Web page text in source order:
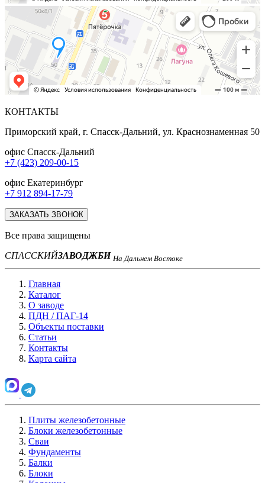
КОНТАКТЫ
Приморский край, г. Спасск-Дальний, ул. Краснознаменная 50
офис Спасск-Дальний
+7 (423) 209-00-15
офис Екатеринбург
+7 912 894-17-79
ЗАКАЗАТЬ ЗВОНОК
Все права защищены
СПАССКИЙЗАВОДЖБИ На Дальнем Востоке
Главная
Каталог
О заводе
ПДН / ПАГ-14
Объекты поставки
Статьи
Контакты
Карта сайта
Плиты железобетонные
Блоки железобетонные
Сваи
Фундаменты
Балки
Блоки